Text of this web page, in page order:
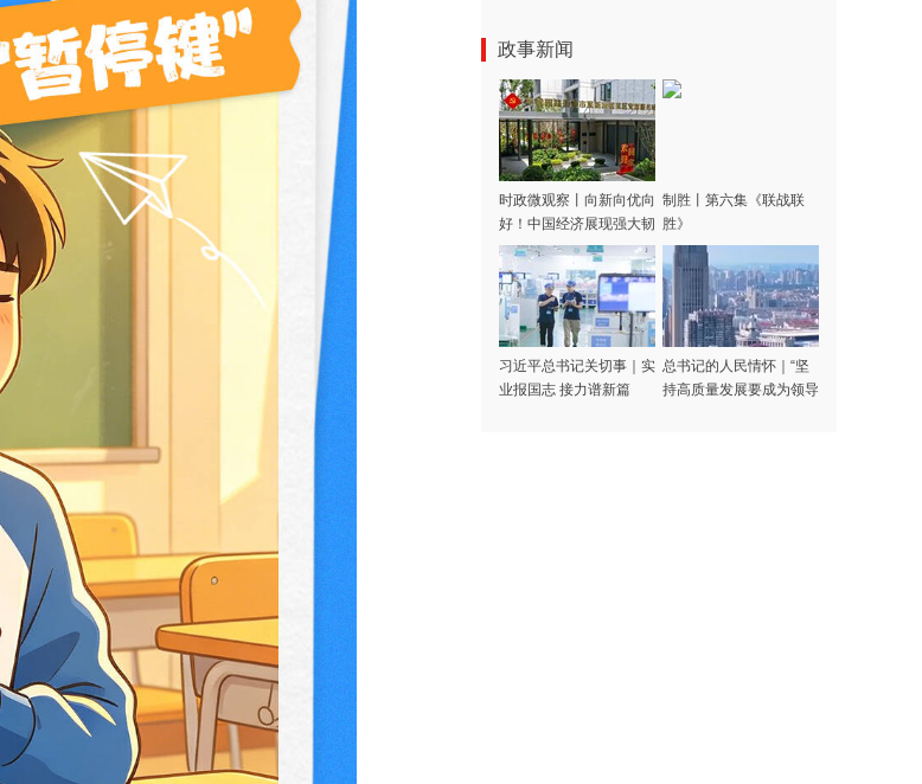
政事新闻
时政微观察丨向新向优向
好！中国经济展现强大韧
性和活力
制胜丨第六集《联战联
胜》
习近平总书记关切事｜实
业报国志 接力谱新篇
总书记的人民情怀｜“坚
持高质量发展要成为领导